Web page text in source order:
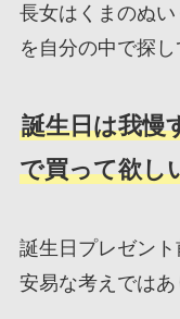
長女はくまのぬ
を自分の中で探し
誕生日は我慢
で買って欲し
誕生日プレゼン
安易な考えではあ